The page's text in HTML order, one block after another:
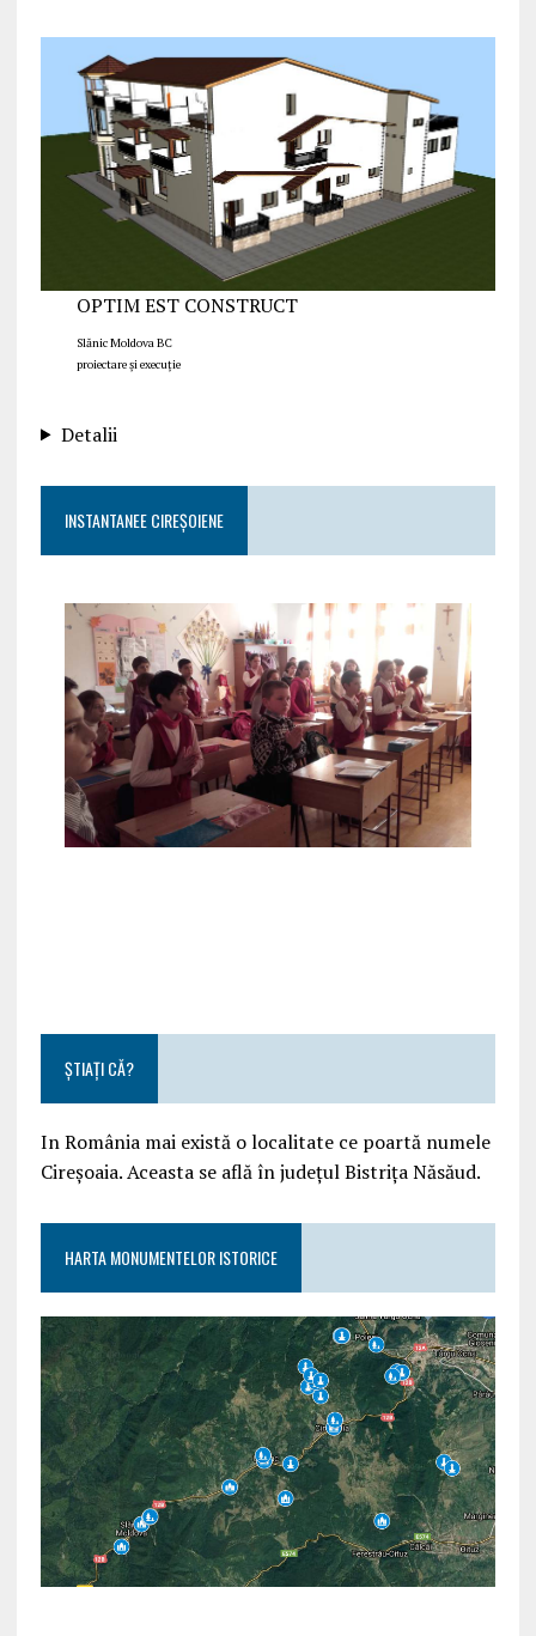
OPTIM EST CONSTRUCT
Slănic Moldova BC
proiectare și execuție
Detalii
INSTANTANEE CIREȘOIENE
ȘTIAȚI CĂ?
In România mai există o localitate ce poartă numele
Cireșoaia. Aceasta se află în județul Bistrița Năsăud.
HARTA MONUMENTELOR ISTORICE